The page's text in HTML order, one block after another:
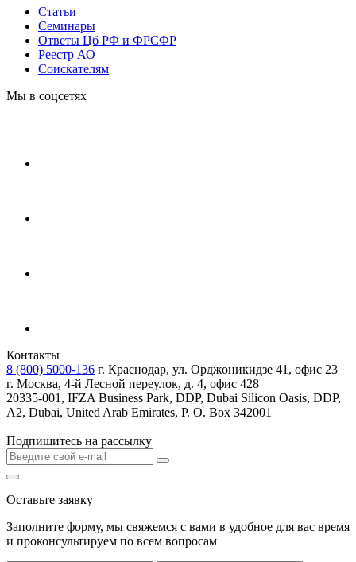
Статьи
Cеминары
Ответы Цб РФ и ФРСФР
Реестр АО
Соискателям
Мы в соцсетях
Контакты
8 (800) 5000-136 г. Краснодар, ул. Орджоникидзе 41, офис 23
г. Москва, 4-й Лесной переулок, д. 4, офис 428
20335-001, IFZA Business Park, DDP, Dubai Silicon Oasis, DDP,
A2, Dubai, United Arab Emirates, P. O. Box 342001
Подпишитесь на рассылку
Оставьте заявку
Заполните форму, мы свяжемся с вами в удобное для вас время
и проконсультируем по всем вопросам